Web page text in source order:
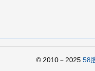
© 2010－2025 58